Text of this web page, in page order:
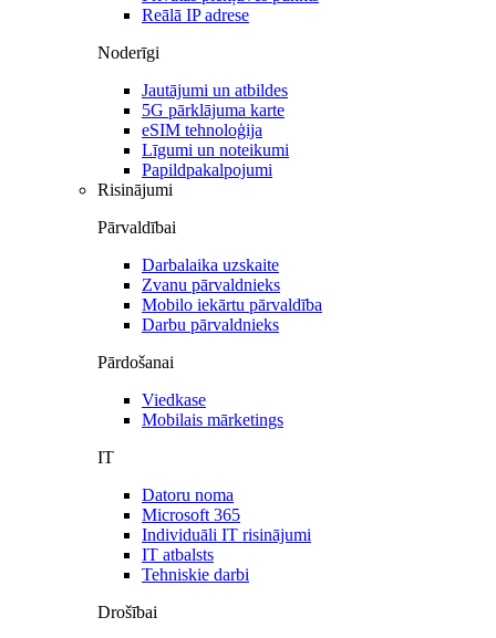
Reālā IP adrese
Noderīgi
Jautājumi un atbildes
5G pārklājuma karte
eSIM tehnoloģija
Līgumi un noteikumi
Papildpakalpojumi
Risinājumi
Pārvaldībai
Darbalaika uzskaite
Zvanu pārvaldnieks
Mobilo iekārtu pārvaldība
Darbu pārvaldnieks
Pārdošanai
Viedkase
Mobilais mārketings
IT
Datoru noma
Microsoft 365
Individuāli IT risinājumi
IT atbalsts
Tehniskie darbi
Drošībai